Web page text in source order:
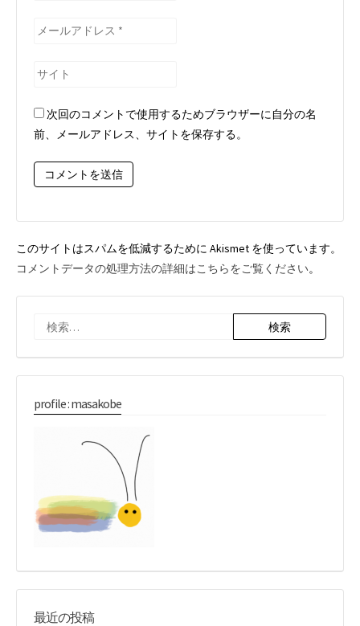
メ
ル
ド
レ
*
サ
ト 次回のコメントで使用するためブラウザーに自分の名
前、メールアドレス、サイトを保存する。
このサイトはスパムを低減するために Akismet を使っています。
コメントデータの処理方法の詳細はこちらをご覧ください。
索:
profile : masakobe
最近の投稿